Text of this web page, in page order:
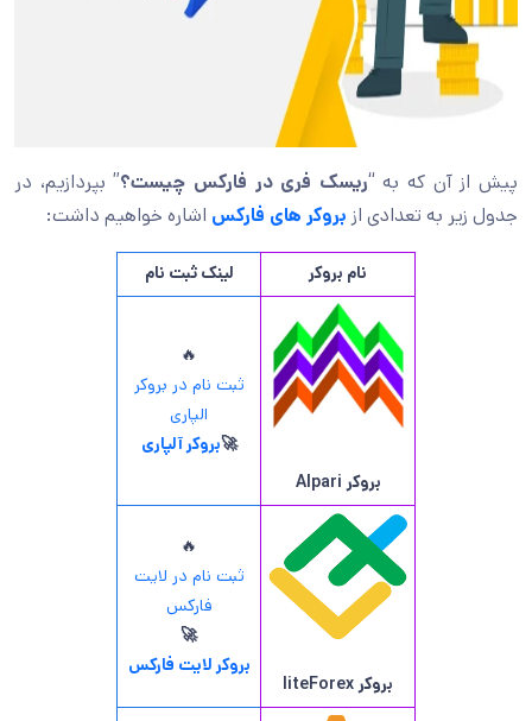
پیش از آن که به “ریسک فری در فارکس چیست؟” بپردازیم، در
جدول زیر به تعدادی از بروکر های فارکس اشاره خواهیم داشت:
نام بروکر لینک ثبت نام
بروکر Alpari
🔥
ثبت نام در بروکر
الپاری
🚀بروکر آلپاری
بروکر liteForex
🔥
ثبت نام در لایت
فارکس
🚀
بروکر لایت فارکس